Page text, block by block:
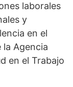
laborales
y
en el
Agencia
en el Trabajo